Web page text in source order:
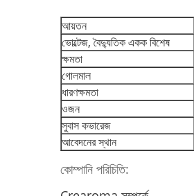
আয়তন
ভোল্টেজ, বৈদ্যুতিক একক বিশেষ
ক্ষমতা
গোলমাল
ধারণক্ষমতা
ওজন
সুবাস কভারেজ
আবেদনের স্থান
কোম্পানি পরিচিতি: